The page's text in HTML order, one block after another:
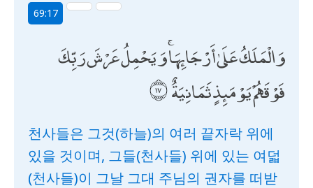
69:17
وَالْمَلَكُ عَلَىٰ أَرْجَائِهَا ۚ وَيَحْمِلُ عَرْشَ رَبِّكَ
فَوْقَهُمْ يَوْمَئِذٍ ثَمَانِيَةٌ
천사들은 그것(하늘)의 여러 끝자락 위에
있을 것이며, 그들(천사들) 위에 있는 여덟
(천사들)이 그날 그대 주님의 권자를 떠받